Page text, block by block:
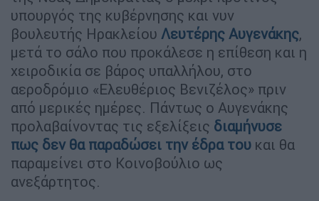
υπουργός της κυβέρνησης και νυν
βουλευτής Ηρακλείου Λευτέρης Αυγενάκης,
μετά το σάλο που προκάλεσε η επίθεση και η
χειροδικία σε βάρος υπαλλήλου, στο
αεροδρόμιο «Ελευθέριος Βενιζέλος» πριν
από μερικές ημέρες. Πάντως ο Αυγενάκης
προλαβαίνοντας τις εξελίξεις διαμήνυσε
πως δεν θα παραδώσει την έδρα του και θα
παραμείνει στο Κοινοβούλιο ως
ανεξάρτητος.